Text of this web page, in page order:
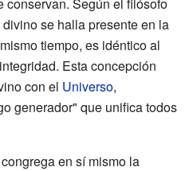
divino se halla presente en la
tiempo, es idéntico al
Esta concepción
con el Universo,
generador" que unifica todos
en sí mismo la